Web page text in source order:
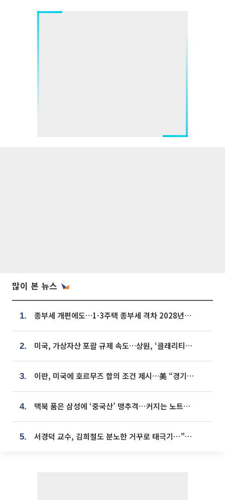
많이 본 뉴스
1. 종부세 개편에도…1·3주택 종부세 격차 2028년부터 확대
2. 미국, 가상자산 포괄 규제 속도…상원, ‘클래리티법’ 9월 절차투표 추진
3. 이란, 미국에 호르무즈 합의 조건 제시…美 “경기 아직 안 끝나” [종합]
4. 맥북 품은 삼성에 ‘중국산’ 맹추격⋯커지는 노트북 OLED 시장
5. 서경덕 교수, 김희철도 분노한 거꾸로 태극기⋯"엉터리는 아냐, 아쉬울 뿐"